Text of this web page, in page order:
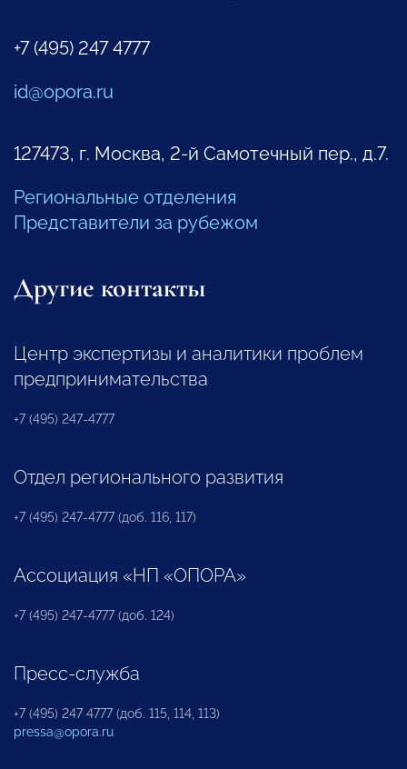
+7 (495) 247 4777
id@opora.ru
127473, г. Москва, 2-й Самотечный пер., д.7.
Региональные отделения
Представители за рубежом
Другие контакты
Центр экспертизы и аналитики проблем
предпринимательства
+7 (495) 247-4777
Отдел регионального развития
+7 (495) 247-4777 (доб. 116, 117)
Ассоциация «НП «ОПОРА»
+7 (495) 247-4777 (доб. 124)
Пресс-служба
+7 (495) 247 4777 (доб. 115, 114, 113)
pressa@opora.ru